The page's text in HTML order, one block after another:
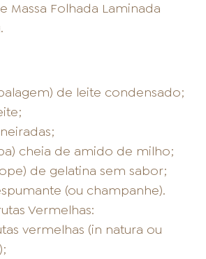
Massa Folhada Laminada
de leite condensado;
cheia de amido de milho;
de gelatina sem sabor;
(ou champanhe).
Vermelhas:
vermelhas (in natura ou